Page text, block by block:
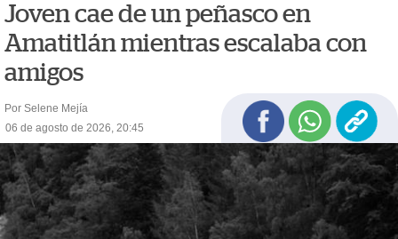
Joven cae de un peñasco en
Amatitlán mientras escalaba con
amigos
Por Selene Mejía
06 de agosto de 2026, 20:45